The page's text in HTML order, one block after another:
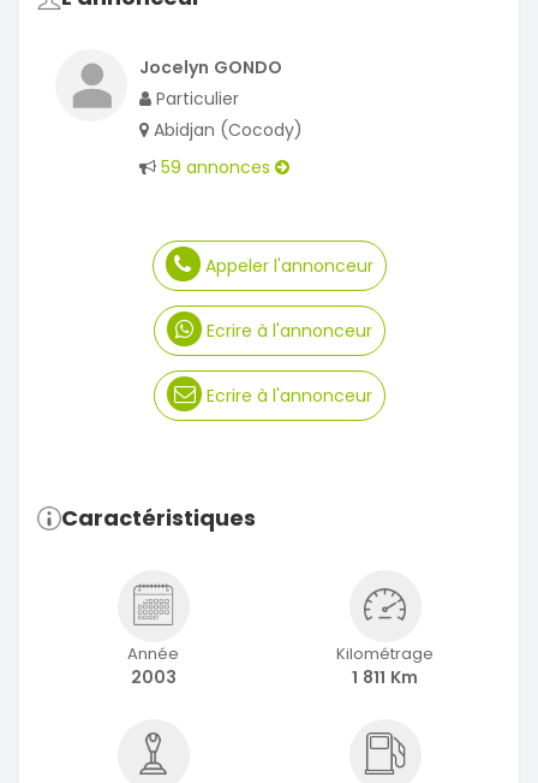
Jocelyn GONDO
Particulier
Abidjan (Cocody)
59 annonces
Appeler l'annonceur
Ecrire à l'annonceur
Ecrire à l'annonceur
Caractéristiques
Année
2003
Kilométrage
1 811 Km